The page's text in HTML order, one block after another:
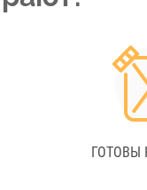
ГОТОВЫ